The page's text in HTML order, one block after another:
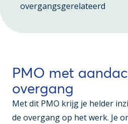
overgangsgerelateerd
PMO met
overgang
Met dit PMO krijg je helder
de overgang op het werk. Je